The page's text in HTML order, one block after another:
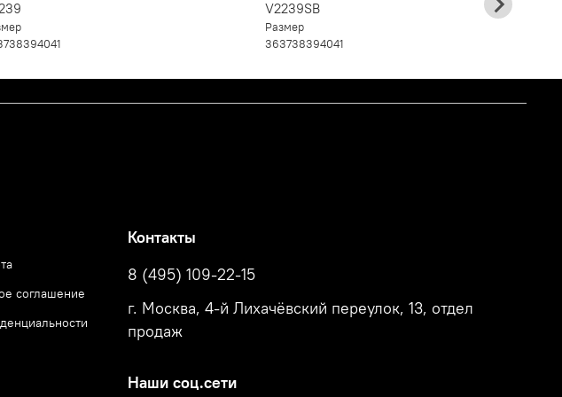
38394041
V2239SB
Размер
363738394041
соглашение
Контакты
8 (495) 109-22-15
г. Москва, 4-й Лихачёвский переулок, 13, отдел
продаж
Наши соц.сети